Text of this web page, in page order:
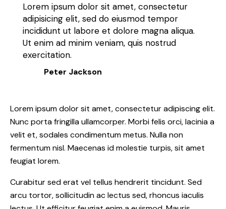
Lorem ipsum dolor sit amet, consectetur
adipisicing elit, sed do eiusmod tempor
incididunt ut labore et dolore magna aliqua.
Ut enim ad minim veniam, quis nostrud
exercitation.
Peter Jackson
Lorem ipsum dolor sit amet, consectetur adipiscing elit.
Nunc porta fringilla ullamcorper. Morbi felis orci, lacinia a
velit et, sodales condimentum metus. Nulla non
fermentum nisl. Maecenas id molestie turpis, sit amet
feugiat lorem.
Curabitur sed erat vel tellus hendrerit tincidunt. Sed
arcu tortor, sollicitudin ac lectus sed, rhoncus iaculis